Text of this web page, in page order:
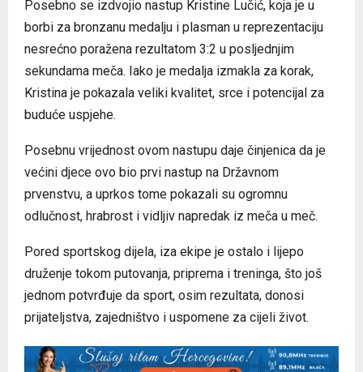
Posebno se izdvojio nastup Kristine Lučić, koja je u
borbi za bronzanu medalju i plasman u reprezentaciju
nesrećno poražena rezultatom 3:2 u posljednjim
sekundama meča. Iako je medalja izmakla za korak,
Kristina je pokazala veliki kvalitet, srce i potencijal za
buduće uspjehe.
Posebnu vrijednost ovom nastupu daje činjenica da je
većini djece ovo bio prvi nastup na Državnom
prvenstvu, a uprkos tome pokazali su ogromnu
odlučnost, hrabrost i vidljiv napredak iz meča u meč.
Pored sportskog dijela, iza ekipe je ostalo i lijepo
druženje tokom putovanja, priprema i treninga, što još
jednom potvrđuje da sport, osim rezultata, donosi
prijateljstva, zajedništvo i uspomene za cijeli život.